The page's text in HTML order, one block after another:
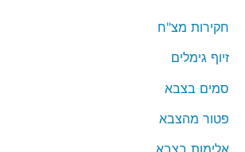
חקירות מצ"ח
זיוף גימלים
סמים בצבא
פטור מהצבא